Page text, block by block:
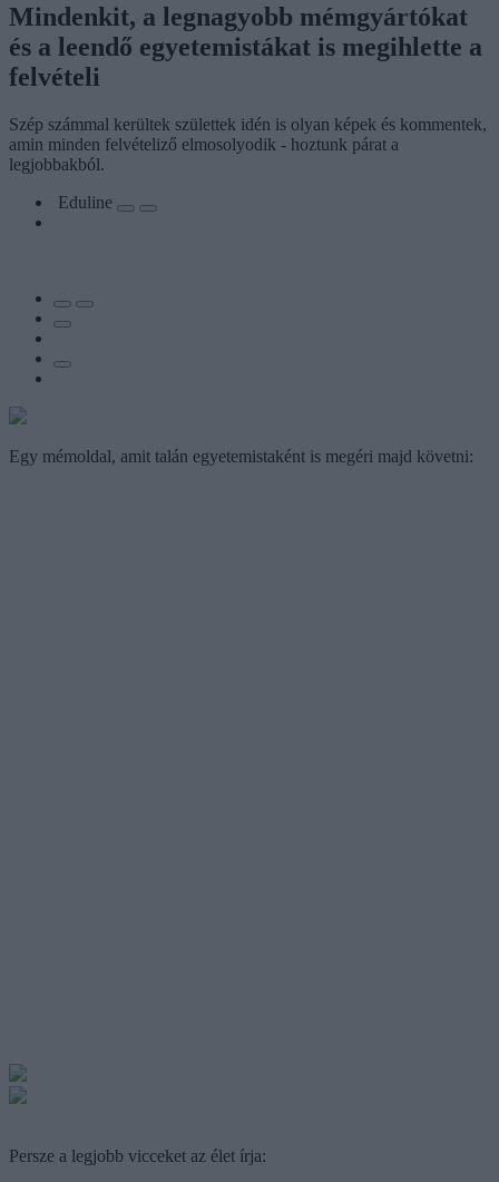
Mindenkit, a legnagyobb mémgyártókat
és a leendő egyetemistákat is megihlette a
felvételi
Szép számmal kerültek születtek idén is olyan képek és kommentek,
amin minden felvételiző elmosolyodik - hoztunk párat a
legjobbakból.
Eduline
Egy mémoldal, amit talán egyetemistaként is megéri majd követni:
Persze a legjobb vicceket az élet írja: